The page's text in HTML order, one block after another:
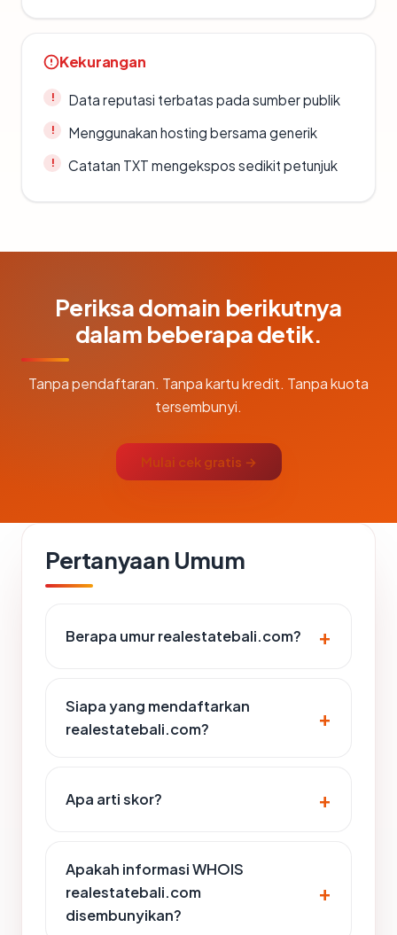
Kekurangan
Data reputasi terbatas pada sumber publik
Menggunakan hosting bersama generik
Catatan TXT mengekspos sedikit petunjuk
Periksa domain berikutnya
dalam beberapa detik.
Tanpa pendaftaran. Tanpa kartu kredit. Tanpa kuota
tersembunyi.
Mulai cek gratis →
Pertanyaan Umum
Berapa umur realestatebali.com?
Siapa yang mendaftarkan
realestatebali.com?
Apa arti skor?
Apakah informasi WHOIS
realestatebali.com
disembunyikan?